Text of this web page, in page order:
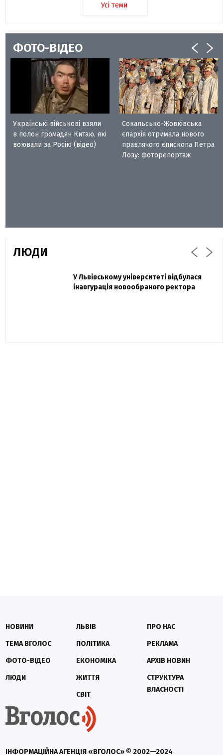
Усі теми
ФОТО-ВІДЕО
Українські військові взяли
в полон громадян Китаю, які
воювали за Росію (відео)
Сокальсько-Жовківська
єпархія отримала нового
правлячого єпископа Петра
Лозу: фоторепортаж
ЛЮДИ
Павло Дак
«Час не лікує, лише притуплює біль»:
Захисник "Азовсталі" Діанов вдруге
одружився та показав фото з весілля
У Львівському університеті відбулася
інавгурація новообраного ректора
ІНФОРМАЦІЙНА АГЕНЦІЯ «ВГОЛОС» © 2002—2024
НОВИНИ
ТЕМА ВГОЛОС
ФОТО-ВІДЕО
ЛЮДИ
ЛЬВІВ
ПОЛІТИКА
ЕКОНОМІКА
ЖИТТЯ
СВІТ
ПРО НАС
РЕКЛАМА
АРХІВ НОВИН
СТРУКТУРА
ВЛАСНОСТІ